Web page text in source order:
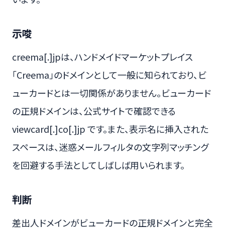
示唆
creema[.]jpは、ハンドメイドマーケットプレイス
「Creema」のドメインとして一般に知られており、ビ
ューカードとは一切関係がありません。ビューカード
の正規ドメインは、公式サイトで確認できる
viewcard[.]co[.]jp です。また、表示名に挿入された
スペースは、迷惑メールフィルタの文字列マッチング
を回避する手法としてしばしば用いられます。
判断
差出人ドメインがビューカードの正規ドメインと完全